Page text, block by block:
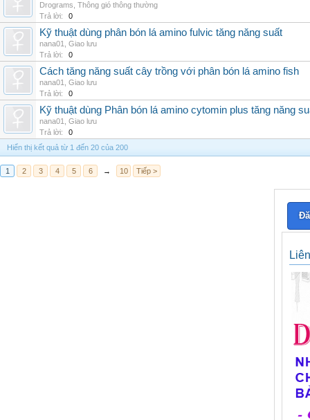
Drograms Thông gió thông thường
Trả lời:
0
Kỹ thuật dùng phân bón lá amino fulvic tăng năng suất
nana01
Giao lưu
Trả lời:
0
Cách tăng năng suất cây trồng với phân bón lá amino fish
nana01
Giao lưu
Trả lời:
0
Kỹ thuật dùng Phân bón lá amino cytomin plus tăng năng
nana01
Giao lưu
Trả lời:
0
Hiển thị kết quả từ 1 đến 20 của 200
1 2 3 4 5 6 → 10 Tiếp >